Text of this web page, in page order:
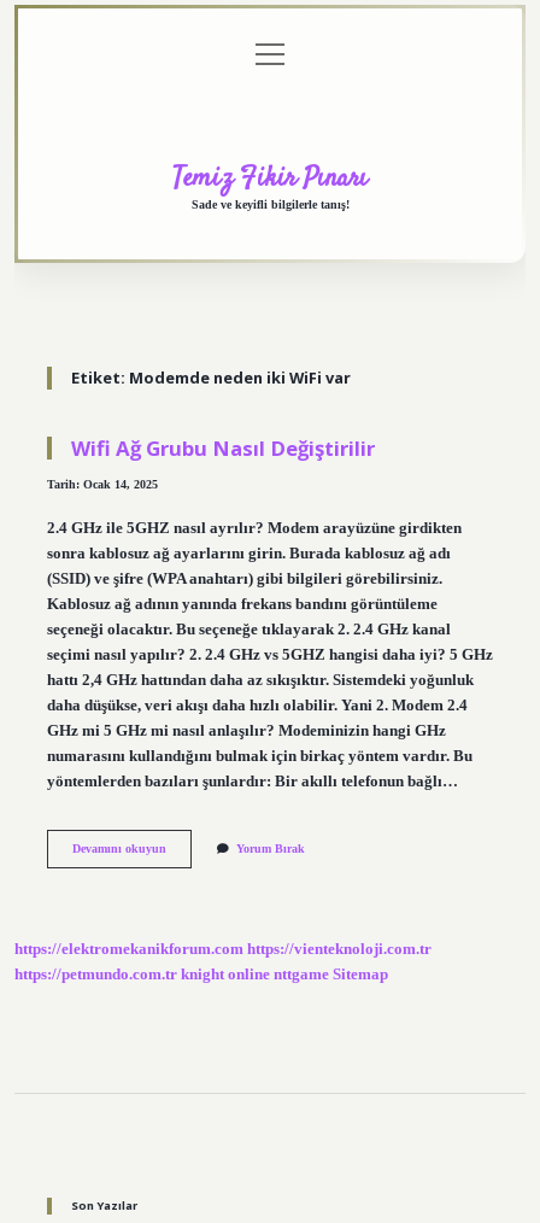
menüyü
aç
Temiz Fikir Pınarı
Sade ve keyifli bilgilerle tanış!
Etiket: Modemde neden iki WiFi var
Wifi Ağ Grubu Nasıl Değiştirilir
Tarih: Ocak 14, 2025
2.4 GHz ile 5GHZ nasıl ayrılır? Modem arayüzüne girdikten
sonra kablosuz ağ ayarlarını girin. Burada kablosuz ağ adı
(SSID) ve şifre (WPA anahtarı) gibi bilgileri görebilirsiniz.
Kablosuz ağ adının yanında frekans bandını görüntüleme
seçeneği olacaktır. Bu seçeneğe tıklayarak 2. 2.4 GHz kanal
seçimi nasıl yapılır? 2. 2.4 GHz vs 5GHZ hangisi daha iyi? 5 GHz
hattı 2,4 GHz hattından daha az sıkışıktır. Sistemdeki yoğunluk
daha düşükse, veri akışı daha hızlı olabilir. Yani 2. Modem 2.4
GHz mi 5 GHz mi nasıl anlaşılır? Modeminizin hangi GHz
numarasını kullandığını bulmak için birkaç yöntem vardır. Bu
yöntemlerden bazıları şunlardır: Bir akıllı telefonun bağlı…
Devamını okuyunWifi
Yorum Bırak
https://elektromekanikforum.com https://vienteknoloji.com.tr
https://petmundo.com.tr knight online nttgame Sitemap
Son Yazılar